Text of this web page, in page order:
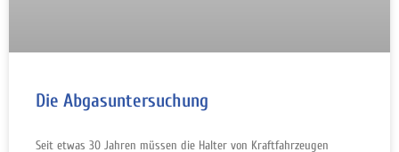
Die Abgasuntersuchung
Seit etwas 30 Jahren müssen die Halter von Kraftfahrzeugen